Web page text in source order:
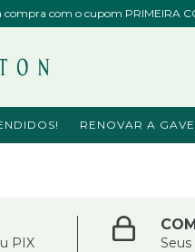
compra com o cupom PRIMEIRA
RENOVAR A
PIX